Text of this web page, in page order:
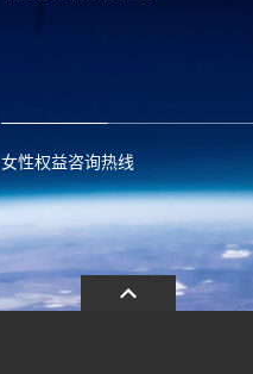
女性权益咨询热线
13486326037